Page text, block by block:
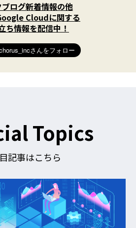
T
w
i
t
t
e
r
)
す
る
ログ新着情報の他
Cloudに関する
ち情報を配信中！
Topics
記事はこちら